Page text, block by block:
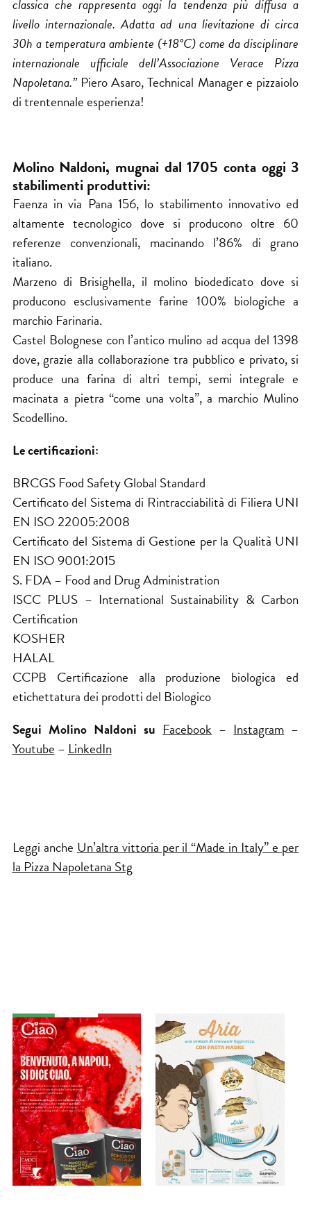
classica che rappresenta oggi la tendenza più diffusa a
livello internazionale. Adatta ad una lievitazione di circa
30h a temperatura ambiente (+18°C) come da disciplinare
internazionale ufficiale dell’Associazione Verace Pizza
Napoletana.”Piero Asaro, Technical Manager e pizzaiolo
di trentennale esperienza!
Molino Naldoni, mugnai dal 1705 conta oggi 3
stabilimenti produttivi:
Faenza in via Pana 156, lo stabilimento innovativo ed
altamente tecnologico dove si producono oltre 60
referenze convenzionali, macinando l’86% di grano
italiano.
Marzeno di Brisighella, il molino biodedicato dove si
producono esclusivamente farine 100% biologiche a
marchio Farinaria.
Castel Bolognese con l’antico mulino ad acqua del 1398
dove, grazie alla collaborazione tra pubblico e privato, si
produce una farina di altri tempi, semi integrale e
macinata a pietra “come una volta”, a marchio Mulino
Scodellino.
Le certificazioni:
BRCGS Food Safety Global Standard
Certificato del Sistema di Rintracciabilità di Filiera UNI
EN ISO 22005:2008
Certificato del Sistema di Gestione per la Qualità UNI
EN ISO 9001:2015
S. FDA – Food and Drug Administration
ISCC PLUS – International Sustainability & Carbon
Certification
KOSHER
HALAL
CCPB Certificazione alla produzione biologica ed
etichettatura dei prodotti del Biologico
Segui Molino Naldoni su Facebook –Instagram–
Youtube–LinkedIn
Leggi anche Un’altra vittoria per il “Made in Italy” e per
la Pizza Napoletana Stg